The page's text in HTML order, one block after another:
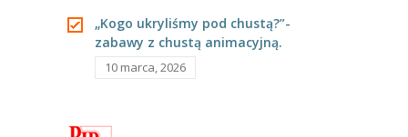
„Kogo ukryliśmy pod chustą?”-
zabawy z chustą animacyjną.
10 marca, 2026